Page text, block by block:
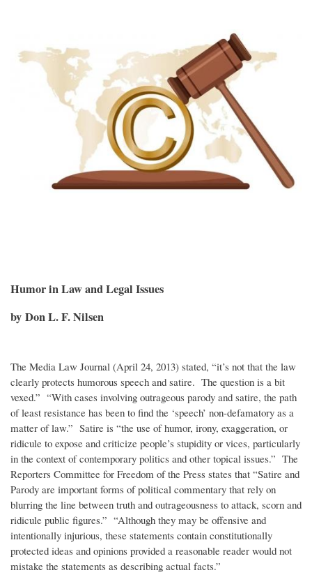
Humor in Law and Legal Issues
by Don L. F. Nilsen
The Media Law Journal (April 24, 2013) stated, “it’s not that the law
clearly protects humorous speech and satire. The question is a bit
vexed.” “With cases involving outrageous parody and satire, the path
of least resistance has been to find the ‘speech’ non-defamatory as a
matter of law.” Satire is “the use of humor, irony, exaggeration, or
ridicule to expose and criticize people’s stupidity or vices, particularly
in the context of contemporary politics and other topical issues.” The
Reporters Committee for Freedom of the Press states that “Satire and
Parody are important forms of political commentary that rely on
blurring the line between truth and outrageousness to attack, scorn and
ridicule public figures.” “Although they may be offensive and
intentionally injurious, these statements contain constitutionally
protected ideas and opinions provided a reasonable reader would not
mistake the statements as describing actual facts.”